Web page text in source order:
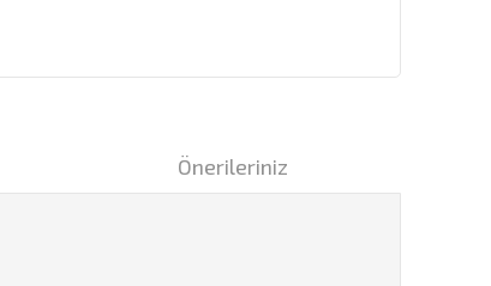
Önerileriniz